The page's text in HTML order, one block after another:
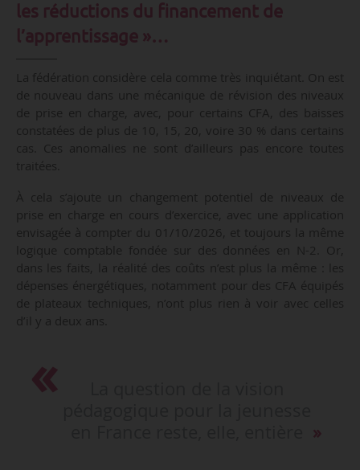
les réductions du financement de
l’apprentissage »…
La fédération considère cela comme très inquiétant. On est
de nouveau dans une mécanique de révision des niveaux
de prise en charge, avec, pour certains CFA, des baisses
constatées de plus de 10, 15, 20, voire 30 % dans certains
cas. Ces anomalies ne sont d’ailleurs pas encore toutes
traitées.
À cela s’ajoute un changement potentiel de niveaux de
prise en charge en cours d’exercice, avec une application
envisagée à compter du 01/10/2026, et toujours la même
logique comptable fondée sur des données en N-2. Or,
dans les faits, la réalité des coûts n’est plus la même : les
dépenses énergétiques, notamment pour des CFA équipés
de plateaux techniques, n’ont plus rien à voir avec celles
d’il y a deux ans.